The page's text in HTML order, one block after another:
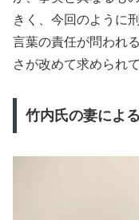
きく、今回のように
言葉の責任が問われ
さが改めて求められ
竹内氏の妻によ